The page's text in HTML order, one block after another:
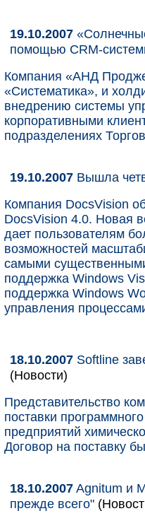
19.10.2007
помощью CRM-
Компания «АНД
«Систематика», и
внедрению системы
корпоративными
подразделениях
19.10.2007 Вышла
Компания DocsVision
DocsVision 4.0. Новая
дает пользователям
возможностей
самыми
поддержка Windows
поддержка Windows
управления
18.10.2007 Softline
(Новости)
Представительство
поставки
предприятий
Договор на поставку
18.10.2007Agnitum и
прежде всего"